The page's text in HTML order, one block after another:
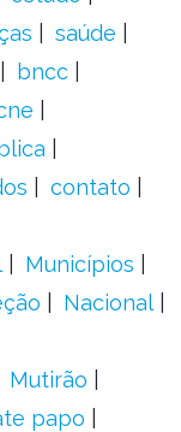
saúde
bncc
contato
Municípios
Nacional
Mutirão
papo